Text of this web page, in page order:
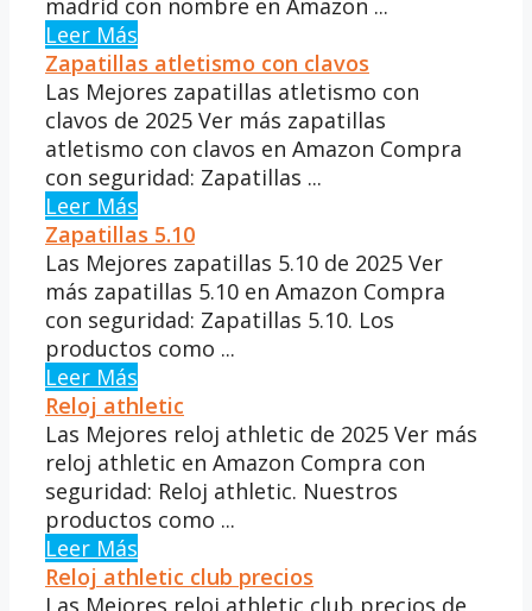
Leer Más
Zapatillas atletismo con clavos
Las Mejores zapatillas atletismo con
clavos de 2025 Ver más zapatillas
atletismo con clavos en Amazon Compra
con seguridad: Zapatillas ...
Leer Más
Zapatillas 5.10
Las Mejores zapatillas 5.10 de 2025 Ver
más zapatillas 5.10 en Amazon Compra
con seguridad: Zapatillas 5.10. Los
productos como ...
Leer Más
Reloj athletic
Las Mejores reloj athletic de 2025 Ver más
reloj athletic en Amazon Compra con
seguridad: Reloj athletic. Nuestros
productos como ...
Leer Más
Reloj athletic club precios
Las Mejores reloj athletic club precios de